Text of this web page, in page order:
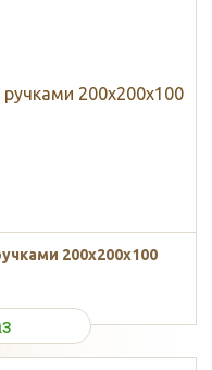
200х200х100